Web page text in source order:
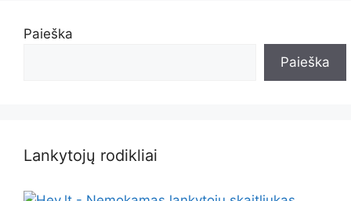
Paieška
Paieška
Lankytojų rodikliai